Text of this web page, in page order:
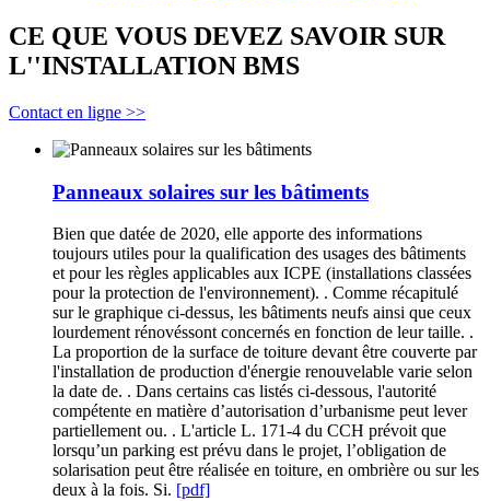
CE QUE VOUS DEVEZ SAVOIR SUR
L''INSTALLATION BMS
Contact en ligne >>
Panneaux solaires sur les bâtiments
Bien que datée de 2020, elle apporte des informations
toujours utiles pour la qualification des usages des bâtiments
et pour les règles applicables aux ICPE (installations classées
pour la protection de l'environnement). . Comme récapitulé
sur le graphique ci-dessus, les bâtiments neufs ainsi que ceux
lourdement rénovéssont concernés en fonction de leur taille. .
La proportion de la surface de toiture devant être couverte par
l'installation de production d'énergie renouvelable varie selon
la date de. . Dans certains cas listés ci-dessous, l'autorité
compétente en matière d’autorisation d’urbanisme peut lever
partiellement ou. . L'article L. 171-4 du CCH prévoit que
lorsqu’un parking est prévu dans le projet, l’obligation de
solarisation peut être réalisée en toiture, en ombrière ou sur les
deux à la fois. Si. [pdf]